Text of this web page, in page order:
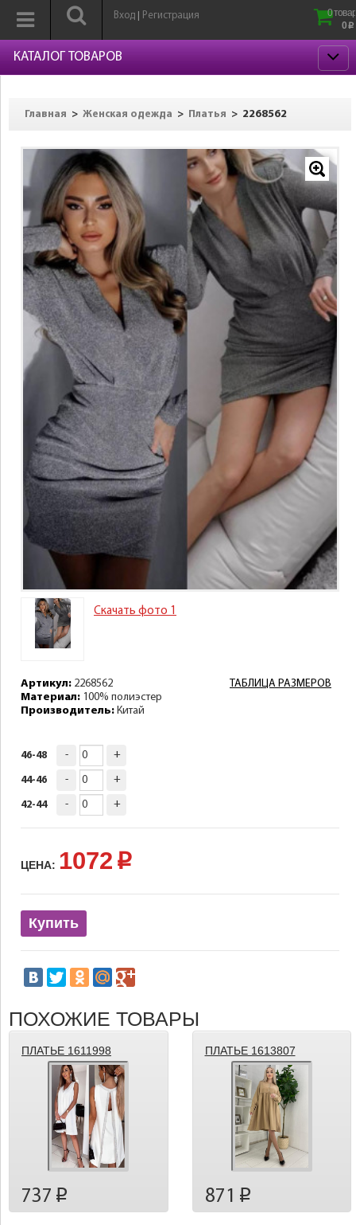
Вход Регистрация
0
0 p
КАТАЛОГ ТОВАРОВ
Главная > Женская одежда > Платья > 2268562
Скачать фото 1
ТАБЛИЦА РАЗМЕРОВ
Артикул: 2268562
Материал: 100% полиэстер
Производитель: Китай
46-48 - +
44-46 - +
42-44 - +
ЦЕНА: 1072 p
Купить
ПОХОЖИЕ ТОВАРЫ
ПЛАТЬЕ 1611998
737 p
ПЛАТЬЕ 1613807
871 p